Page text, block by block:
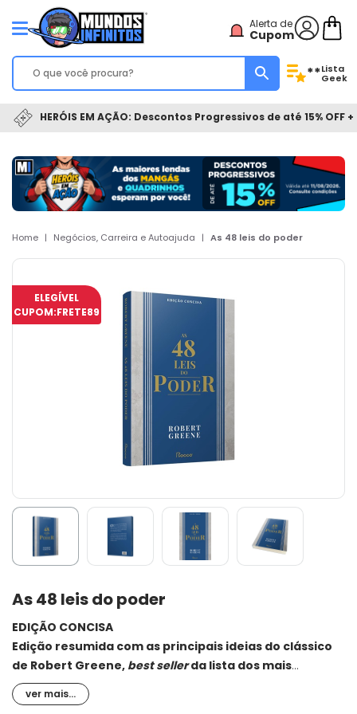
Alerta de
Cupom
**Lista
Geek
HERÓIS EM AÇÃO: Descontos Progressivos de até 15% OFF
Home | Negócios, Carreira e Autoajuda | As 48 leis do poder
ELEGÍVEL
CUPOM:FRETE89
As 48 leis do poder
EDIÇÃO CONCISA
Edição resumida com as principais ideias do clássico
de Robert Greene, best sellerda lista dos mais
vendidos da Veja.
Todos querem ter poder. Mas poucos sabem o que fazer
ver mais...